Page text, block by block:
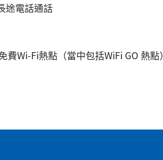
途電話通話
Wi-Fi熱點（當中包括WiFi GO 熱點）